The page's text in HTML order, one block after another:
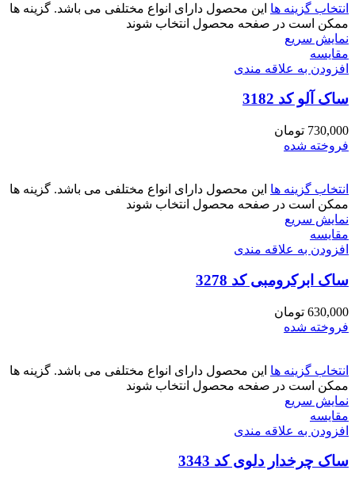
انتخاب گزینه ها این محصول دارای انواع مختلفی می باشد. گزینه ها
ممکن است در صفحه محصول انتخاب شوند
نمایش سریع
مقايسه
افزودن به علاقه مندی
ساک آلو کد 3182
730,000 تومان
فروخته شده
انتخاب گزینه ها این محصول دارای انواع مختلفی می باشد. گزینه ها
ممکن است در صفحه محصول انتخاب شوند
نمایش سریع
مقايسه
افزودن به علاقه مندی
ساک ابرکرومبی کد 3278
630,000 تومان
فروخته شده
انتخاب گزینه ها این محصول دارای انواع مختلفی می باشد. گزینه ها
ممکن است در صفحه محصول انتخاب شوند
نمایش سریع
مقايسه
افزودن به علاقه مندی
ساک چرخدار دلوی کد 3343